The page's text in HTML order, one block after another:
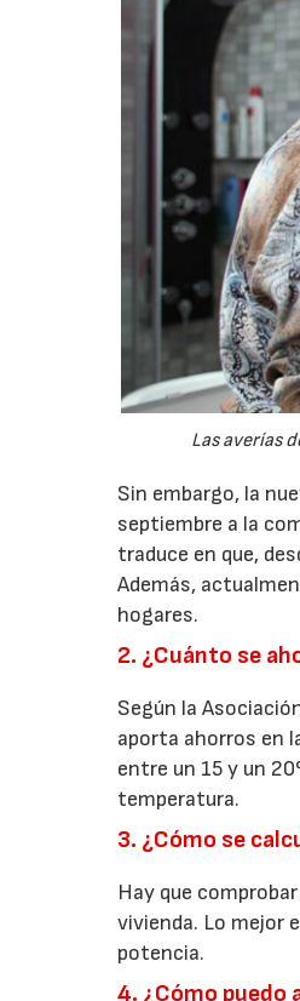
Las averías
Sin embargo, la
septiembre a la
traduce en que,
Además,
hogares.
2. ¿Cuánto se
Según la
aporta ahorros en
entre un 15 y un
temperatura.
3. ¿Cómo se
Hay que
vivienda. Lo mejor
potencia.
4. ¿Cómo puedo